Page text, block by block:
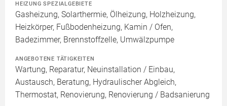
HEIZUNG SPEZIALGEBIETE
Gasheizung, Solarthermie, Ölheizung, Holzheizung,
Heizkörper, Fußbodenheizung, Kamin / Ofen,
Badezimmer, Brennstoffzelle, Umwälzpumpe
ANGEBOTENE TÄTIGKEITEN
Wartung, Reparatur, Neuinstallation / Einbau,
Austausch, Beratung, Hydraulischer Abgleich,
Thermostat, Renovierung, Renovierung / Badsanierung